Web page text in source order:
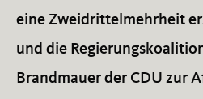
eine Zweidrittelmehrheit
und die
Brandmauer der CDU zur